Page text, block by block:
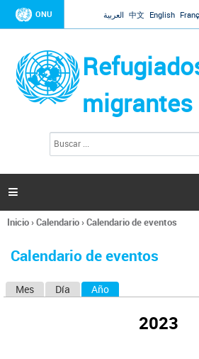
Jump to navigation
ONU العربية 中文 English
migrantes
l
s

Se
usted
Inicio›Calendario›Calendario de eventos
Calendario de eventos
Mes Día Año
2023